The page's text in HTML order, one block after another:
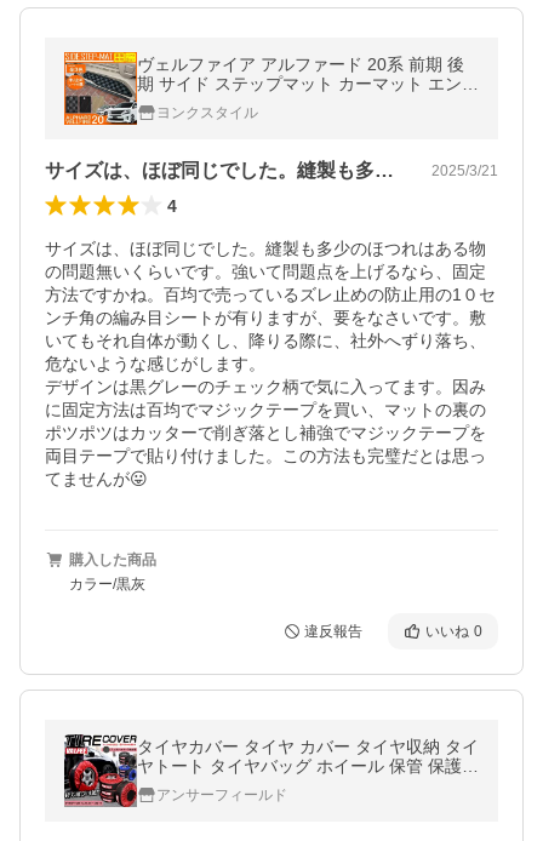
ヴェルファイア アルファード 20系 前期 後
期 サイド ステップマット カーマット エント
ランスマット フロアマット
ヨンクスタイル
サイズは、ほぼ同じでした。縫製も多少の… 2025/3/21
4
サイズは、ほぼ同じでした。縫製も多少のほつれはある物
の問題無いくらいです。強いて問題点を上げるなら、固定
方法ですかね。百均で売っているズレ止めの防止用の1０セ
ンチ角の編み目シートが有りますが、要をなさいです。敷
いてもそれ自体が動くし、降りる際に、社外へずり落ち、
危ないような感じがします。
デザインは黒グレーのチェック柄で気に入ってます。因み
に固定方法は百均でマジックテープを買い、マットの裏の
ポツポツはカッターで削ぎ落とし補強でマジックテープを
両目テープで貼り付けました。この方法も完璧だとは思っ
てませんが😛
購入した商品
カラー/黒灰
違反報告 いいね 0
タイヤカバー タイヤ カバー タイヤ収納 タイ
ヤトート タイヤバッグ ホイール 保管 保護 4
枚 セット 保護パッド1枚付き
アンサーフィールド